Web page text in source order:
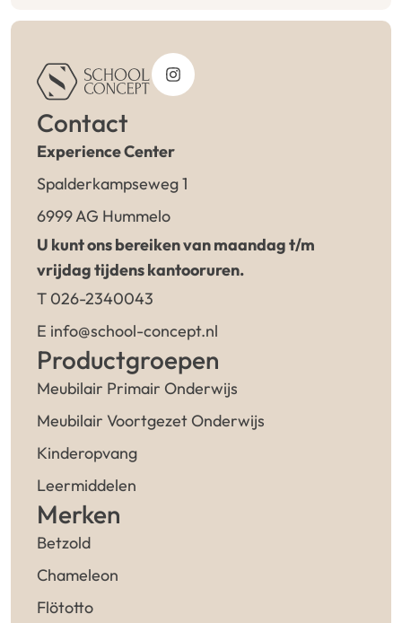
Contact
Experience Center
Spalderkampseweg 1
6999 AG Hummelo
U kunt ons bereiken van maandag t/m
vrijdag tijdens kantooruren.
T 026-2340043
E info@school-concept.nl
Productgroepen
Meubilair Primair Onderwijs
Meubilair Voortgezet Onderwijs
Kinderopvang
Leermiddelen
Merken
Betzold
Chameleon
Flötotto